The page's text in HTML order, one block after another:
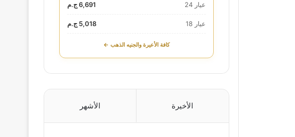
عيار 24 6,691 ج.م
عيار 18 5,018 ج.م
كافة الأعيرة والجنيه الذهب ←
الأخيرة الأشهر